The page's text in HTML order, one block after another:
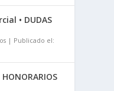
• DUDAS
Publicado el: